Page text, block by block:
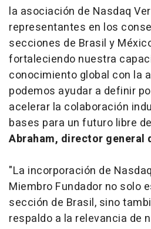
la asociación de Nasdaq
representantes en los
secciones de Brasil y
fortaleciendo nuestra
conocimiento global con la
podemos ayudar a definir
acelerar la colaboración
bases para un futuro libre
Abraham, director general
"La incorporación de
Miembro Fundador no solo
sección de Brasil, sino
respaldo a la relevancia de